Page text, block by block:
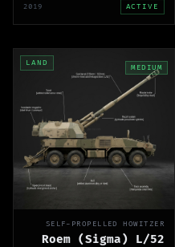
ACTIVE
2019
LAND
MEDIUM
SELF-PROPELLED HOWITZER
Roem (Sigma) L/52